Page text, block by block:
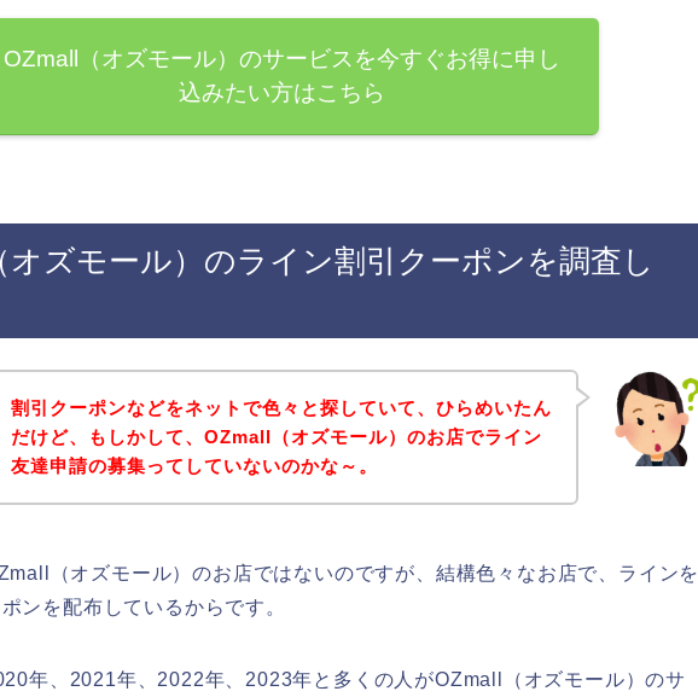
OZmall（オズモール）のサービスを今すぐお得に申し
込みたい方はこちら
オズモール）のライン割引クーポンを調査し
割引クーポンなどをネットで色々と探していて、ひらめいたん
だけど、もしかして、OZmall（オズモール）のお店でライン
友達申請の募集ってしていないのかな～。
（オズモール）のお店ではないのですが、結構色々なお店で、ラインを
ンを配布しているからです。
年、2021年、2022年、2023年と多くの人がOZmall（オズモール）のサ